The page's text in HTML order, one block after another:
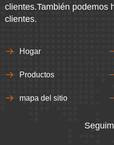
clientes.También podemos
clientes.
Hogar
Productos
mapa del sitio